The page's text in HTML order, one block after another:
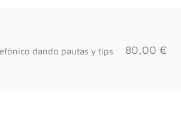
dando pautas y tips
80,00 €